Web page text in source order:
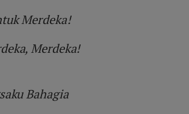
Merdeka!
Merdeka!
Bahagia